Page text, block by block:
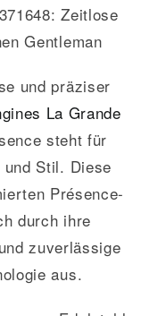
Zeitlose
Gentleman
und präziser
La Grande
steht für
Stil. Diese
Présence-
durch ihre
zuverlässige
aus.